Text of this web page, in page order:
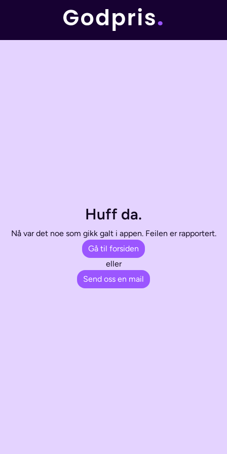
Huff da.
Nå var det noe som gikk galt i appen. Feilen er rapportert.
Gå til forsiden
eller
Send oss en mail